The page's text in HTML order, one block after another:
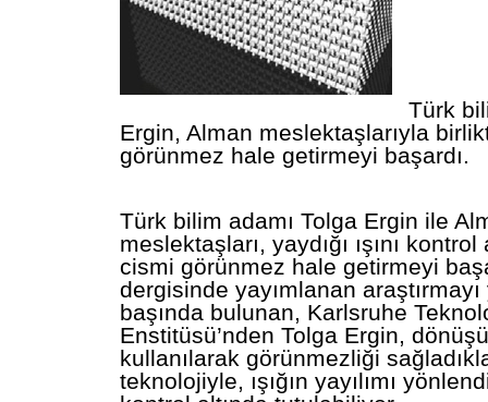
Türk
Ergin, Alman meslektaşlarıyla
görünmez hale getirmeyi başardı.
Türk bilim adamı Tolga Ergin ile
meslektaşları, yaydığı ışını
cismi görünmez hale getirmeyi
dergisinde yayımlanan
başında bulunan, Karlsruhe
Enstitüsü’nden Tolga Ergin,
kullanılarak görünmezliği
teknolojiyle, ışığın yayılımı